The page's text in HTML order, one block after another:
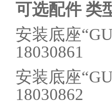
可选配件 类
安装底座
18030861
安装底座
18030862